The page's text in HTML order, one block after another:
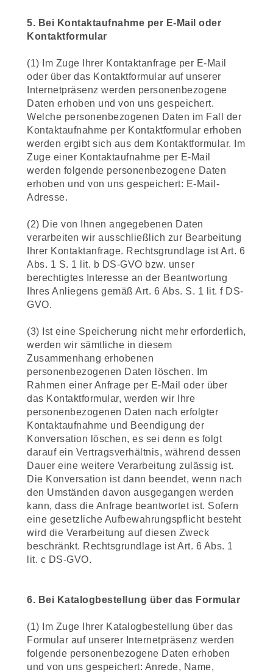
5. Bei Kontaktaufnahme per E-Mail oder
Kontaktformular
(1) Im Zuge Ihrer Kontaktanfrage per E-Mail
oder über das Kontaktformular auf unserer
Internetpräsenz werden personenbezogene
Daten erhoben und von uns gespeichert.
Welche personenbezogenen Daten im Fall der
Kontaktaufnahme per Kontaktformular erhoben
werden ergibt sich aus dem Kontaktformular. Im
Zuge einer Kontaktaufnahme per E-Mail
werden folgende personenbezogene Daten
erhoben und von uns gespeichert: E-Mail-
Adresse.
(2) Die von Ihnen angegebenen Daten
verarbeiten wir ausschließlich zur Bearbeitung
Ihrer Kontaktanfrage. Rechtsgrundlage ist Art. 6
Abs. 1 S. 1 lit. b DS-GVO bzw. unser
berechtigtes Interesse an der Beantwortung
Ihres Anliegens gemäß Art. 6 Abs. S. 1 lit. f DS-
GVO.
(3) Ist eine Speicherung nicht mehr erforderlich,
werden wir sämtliche in diesem
Zusammenhang erhobenen
personenbezogenen Daten löschen. Im
Rahmen einer Anfrage per E-Mail oder über
das Kontaktformular, werden wir Ihre
personenbezogenen Daten nach erfolgter
Kontaktaufnahme und Beendigung der
Konversation löschen, es sei denn es folgt
darauf ein Vertragsverhältnis, während dessen
Dauer eine weitere Verarbeitung zulässig ist.
Die Konversation ist dann beendet, wenn nach
den Umständen davon ausgegangen werden
kann, dass die Anfrage beantwortet ist. Sofern
eine gesetzliche Aufbewahrungspflicht besteht
wird die Verarbeitung auf diesen Zweck
beschränkt. Rechtsgrundlage ist Art. 6 Abs. 1
lit. c DS-GVO.
6. Bei Katalogbestellung über das Formular
(1) Im Zuge Ihrer Katalogbestellung über das
Formular auf unserer Internetpräsenz werden
folgende personenbezogene Daten erhoben
und von uns gespeichert: Anrede, Name,